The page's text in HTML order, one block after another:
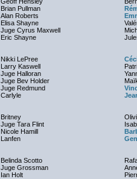
Brian Pullman
Alan Roberts
Elisa Shayne
Juge Cyrus Maxwell
Eric Shayne
Nikki LePree
Larry Kaswell
Juge Halloran
Juge Bev Holder
Juge Redmund
Carlyle
Britney
Juge Tara Flint
Nicole Hamill
Lanfen
Belinda Scotto
Juge Grossman
Ian Holt